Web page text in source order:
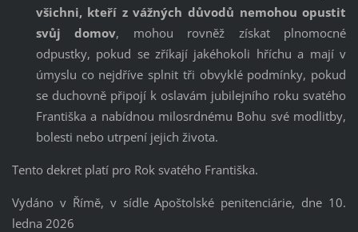
všichni, kteří z vážných důvodů nemohou opustit
svůj domov, mohou rovněž získat plnomocné
odpustky, pokud se zříkají jakéhokoli hříchu a mají v
úmyslu co nejdříve splnit tři obvyklé podmínky, pokud
se duchovně připojí k oslavám jubilejního roku svatého
Františka a nabídnou milosrdnému Bohu své modlitby,
bolesti nebo utrpení jejich života.
Tento dekret platí pro Rok svatého Františka.
Vydáno v Římě, v sídle Apoštolské penitenciárie, dne 10.
ledna 2026